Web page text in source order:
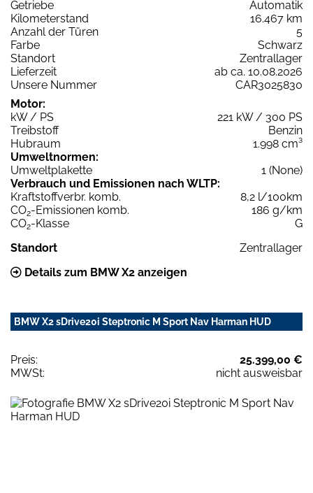
Getriebe
Automatik
Kilometerstand
16.467 km
Anzahl der Türen
5
Farbe
Schwarz
Standort
Zentrallager
Lieferzeit
ab ca. 10.08.2026
Unsere Nummer
CAR3025830
Motor:
kW / PS
221 kW / 300 PS
Treibstoff
Benzin
Hubraum
1.998 cm³
Umweltnormen:
Umweltplakette
1 (None)
Verbrauch und Emissionen nach WLTP:
Kraftstoffverbr. komb.
8,2 l/100km
CO2-Emissionen komb.
186 g/km
CO2-Klasse
G
Standort
Zentrallager
Details zum BMW X2 anzeigen
BMW X2 sDrive20i Steptronic M Sport Nav Harman HUD
Preis:
25.399,00 €
MWSt:
nicht ausweisbar